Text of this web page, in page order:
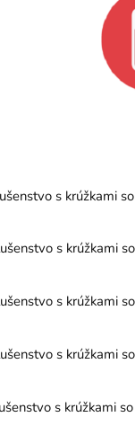
s krúžkami
s krúžkami
s krúžkami
s krúžkami
s krúžkami